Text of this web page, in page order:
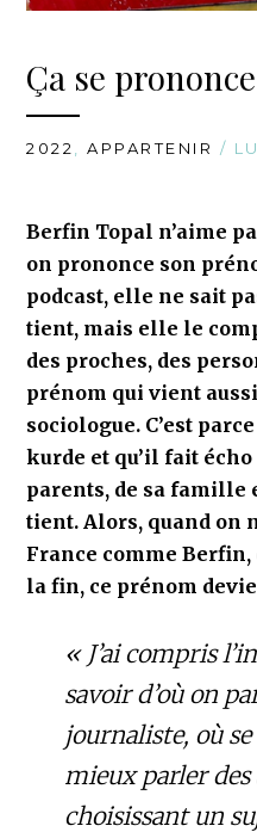
Ça se
2022,APPARTENIR /
Berfin Topal n’aime
on prononce son
podcast, elle ne sait
tient, mais elle le
des proches, des
prénom qui vient
sociologue. C’est
kurde et qu’il fait
parents, de sa famille
tient. Alors, quand on
France comme Berfin,
la fin, ce prénom
« J’ai compris
savoir d’où on
journaliste, où
mieux parler des
choisissant un